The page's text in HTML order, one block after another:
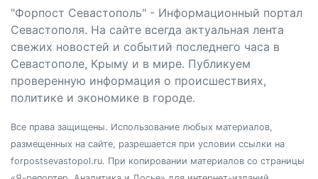
"Форпост Севастополь" - Информационный портал
Севастополя. На сайте всегда актуальная лента
свежих новостей и событий последнего часа в
Севастополе, Крыму и в мире. Публикуем
проверенную информация о происшествиях,
политике и экономике в городе.
Все права защищены. Использование любых материалов,
размещенных на сайте, разрешается при условии ссылки на
forpostsevastopol.ru. При копировании материалов со страницы